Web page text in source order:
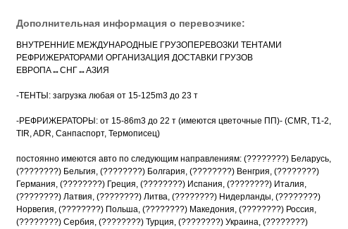
Дополнительная информация о перевозчике:
ВНУТРЕННИЕ МЕЖДУНАРОДНЫЕ ГРУЗОПЕРЕВОЗКИ ТЕНТАМИ
РЕФРИЖЕРАТОРАМИ ОРГАНИЗАЦИЯ ДОСТАВКИ ГРУЗОВ
ЕВРОПА↔СНГ↔АЗИЯ
-ТЕНТЫ: загрузка любая от 15-125m3 до 23 т
-РЕФРИЖЕРАТОРЫ: от 15-86m3 до 22 т (имеются цветочные ПП)- (CMR, T1-2,
TIR, ADR, Санпаспорт, Термописец)
постоянно имеются авто по следующим направлениям: (????????) Беларусь,
(????????) Бельгия, (????????) Болгария, (????????) Венгрия, (????????)
Германия, (????????) Греция, (????????) Испания, (????????) Италия,
(????????) Латвия, (????????) Литва, (????????) Нидерланды, (????????)
Норвегия, (????????) Польша, (????????) Македония, (????????) Россия,
(????????) Сербия, (????????) Турция, (????????) Украина, (????????)